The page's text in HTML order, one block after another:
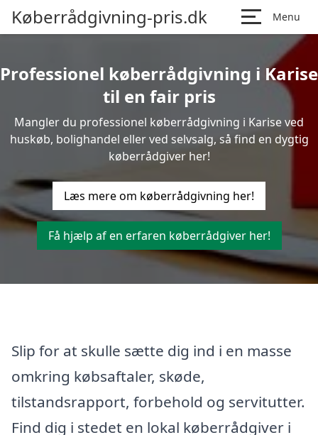
Køberrådgivning-pris.dk Menu
Professionel køberrådgivning i Karise
til en fair pris
Mangler du professionel køberrådgivning i Karise ved
huskøb, bolighandel eller ved selvsalg, så find en dygtig
køberrådgiver her!
Læs mere om køberrådgivning her!
Få hjælp af en erfaren køberrådgiver her!
Slip for at skulle sætte dig ind i en masse
omkring købsaftaler, skøde,
tilstandsrapport, forbehold og servitutter.
Find dig i stedet en lokal køberrådgiver i